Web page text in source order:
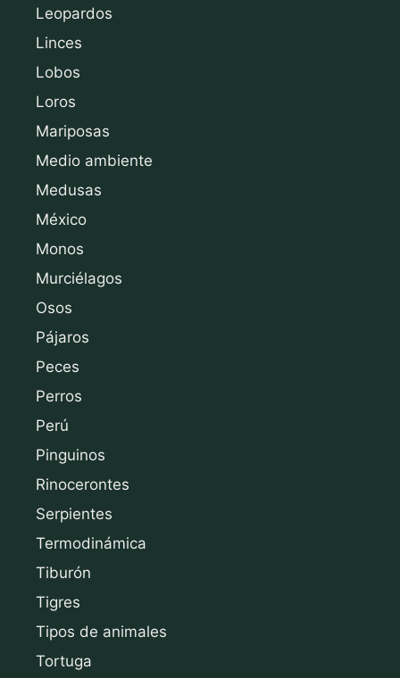
Leopardos
Linces
Lobos
Loros
Mariposas
Medio ambiente
Medusas
México
Monos
Murciélagos
Osos
Pájaros
Peces
Perros
Perú
Pinguinos
Rinocerontes
Serpientes
Termodinámica
Tiburón
Tigres
Tipos de animales
Tortuga